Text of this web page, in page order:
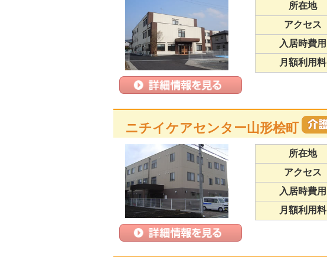
所在地
アクセス
入居時費用
月額利用料
ニチイケアセンター山形桧町
所在地
アクセス
入居時費用
月額利用料